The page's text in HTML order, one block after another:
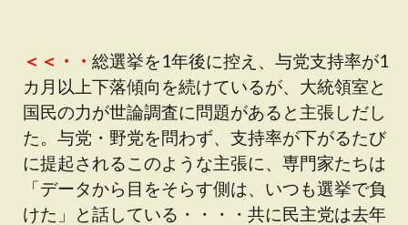
＜＜・・ 総選挙を1年後に控え、与党支持率が1
カ月以上下落傾向を続けているが、大統領室と
国民の力が世論調査に問題があると主張しだし
た。与党・野党を問わず、支持率が下がるたび
に提起されるこのような主張に、専門家たちは
「データから目をそらす側は、いつも選挙で負
けた」と話している・・・・共に民主党は去年